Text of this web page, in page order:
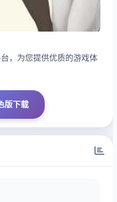
，为您提供优质的游戏体
版下载